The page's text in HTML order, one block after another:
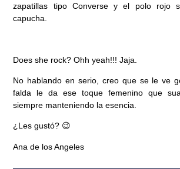
zapatillas tipo Converse y el polo rojo
capucha.
Does she rock? Ohh yeah!!! Jaja.
No hablando en serio, creo que se le ve
falda le da ese toque femenino que
siempre manteniendo la esencia.
¿Les gustó? 😉
Ana de los Angeles